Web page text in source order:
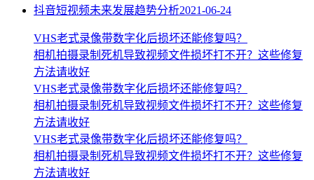
抖音短视频未来发展趋势分析2021-06-24
VHS老式录像带数字化后损坏还能修复吗？
相机拍摄录制死机导致视频文件损坏打不开？这些修复
方法请收好
VHS老式录像带数字化后损坏还能修复吗？
相机拍摄录制死机导致视频文件损坏打不开？这些修复
方法请收好
VHS老式录像带数字化后损坏还能修复吗？
相机拍摄录制死机导致视频文件损坏打不开？这些修复
方法请收好